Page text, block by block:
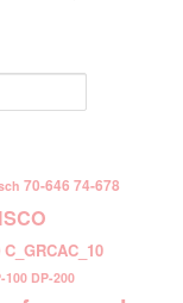
70-646 74-678
C_GRCAC_10
100 DP-200